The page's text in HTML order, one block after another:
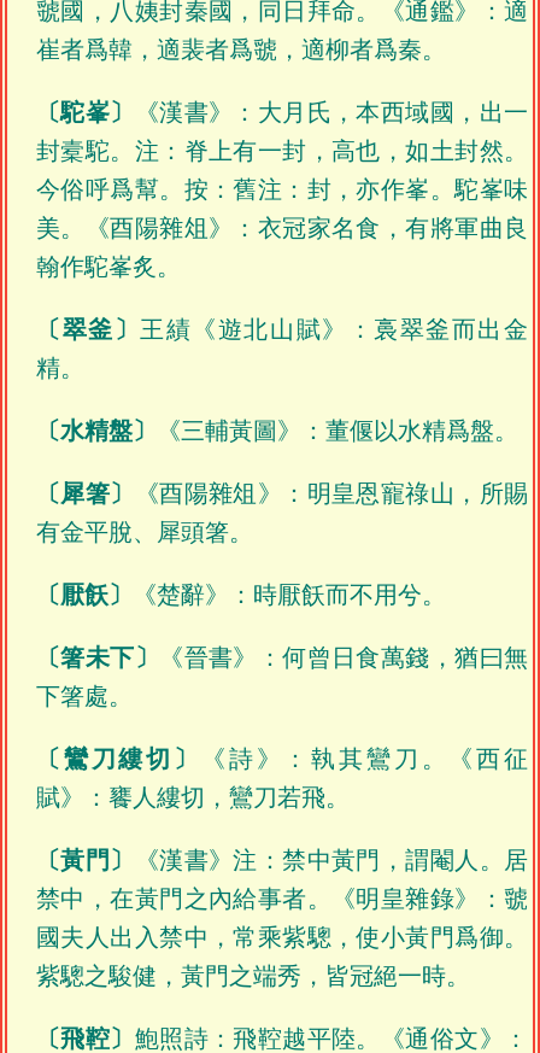
虢國，八姨封秦國，同日拜命。《通鑑》：適
崔者爲韓，適裴者爲虢，適柳者爲秦。
〔駝峯〕
《漢書》：大月氏，本西域國，出一
封槖駝。注：脊上有一封，高也，如土封然。
今俗呼爲幫。按：舊注：封，亦作峯。駝峯味
美。《酉陽雜俎》：衣冠家名食，有將軍曲良
翰作駝峯炙。
〔翠釜〕 王績《遊北山賦》：裛翠釜而出金
精。
〔水精盤〕 《三輔黃圖》：董偃以水精爲盤。
〔犀箸〕
《酉陽雜俎》：明皇恩寵祿山，所賜
有金平脫、犀頭箸。
〔厭飫〕 《楚辭》：時厭飫而不用兮。
〔箸未下〕
《晉書》：何曾日食萬錢，猶曰無
下箸處。
〔鸞刀縷切〕
《詩》：執其鸞刀。《西征
賦》：饔人縷切，鸞刀若飛。
〔黃門〕
《漢書》注：禁中黃門，謂閹人。居
禁中，在黃門之內給事者。《明皇雜錄》：虢
國夫人出入禁中，常乘紫驄，使小黃門爲御。
紫驄之駿健，黃門之端秀，皆冠絕一時。
〔飛鞚〕 鮑照詩：飛鞚越平陸。《通俗文》：